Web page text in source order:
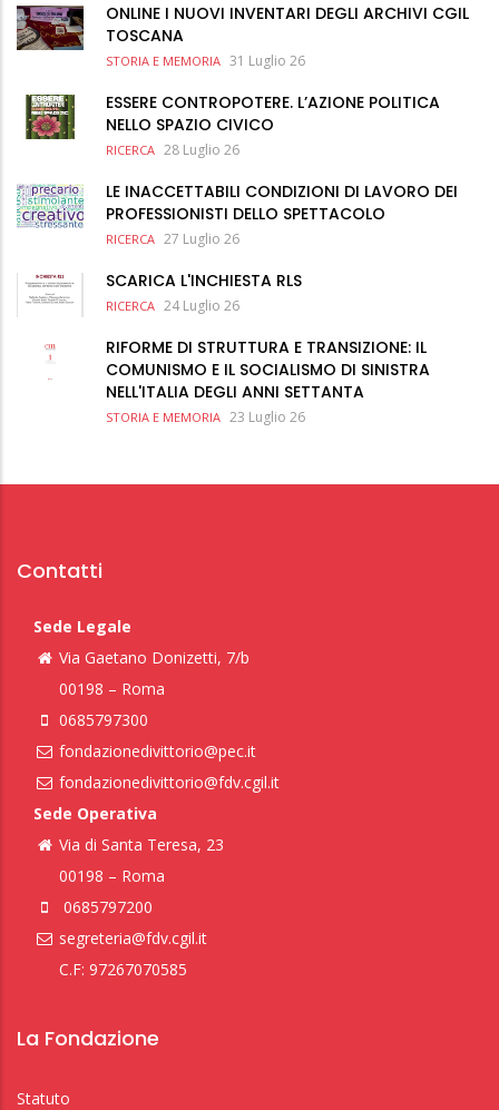
ONLINE I NUOVI INVENTARI DEGLI ARCHIVI CGIL
TOSCANA
STORIA E MEMORIA 31 Luglio 26
ESSERE CONTROPOTERE. L’AZIONE POLITICA
NELLO SPAZIO CIVICO
RICERCA 28 Luglio 26
LE INACCETTABILI CONDIZIONI DI LAVORO DEI
PROFESSIONISTI DELLO SPETTACOLO
RICERCA 27 Luglio 26
SCARICA L'INCHIESTA RLS
RICERCA 24 Luglio 26
RIFORME DI STRUTTURA E TRANSIZIONE: IL
COMUNISMO E IL SOCIALISMO DI SINISTRA
NELL'ITALIA DEGLI ANNI SETTANTA
STORIA E MEMORIA 23 Luglio 26
Contatti
Sede Legale
Via Gaetano Donizetti, 7/b
00198 – Roma
0685797300
fondazionedivittorio@pec.it
fondazionedivittorio@fdv.cgil.it
Sede Operativa
Via di Santa Teresa, 23
00198 – Roma
0685797200
segreteria@fdv.cgil.it
C.F: 97267070585
La Fondazione
Statuto